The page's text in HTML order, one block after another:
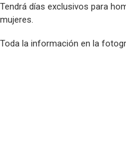
Tendrá días exclusivos para
mujeres.
Toda la información en la